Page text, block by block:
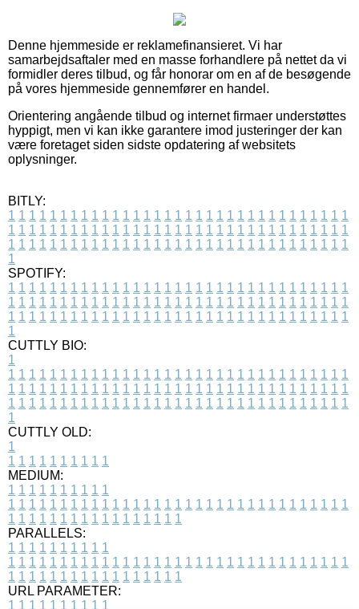
Denne hjemmeside er reklamefinansieret. Vi har
samarbejdsaftaler med en masse forhandlere på nettet da vi
formidler deres tilbud, og får honorar om en af de besøgende
på vores hjemmeside gennemfører en handel.
Orientering angående tilbud og internet firmaer understøttes
hyppigt, men vi kan ikke garantere imod justeringer der kan
være foretaget siden sidste opdatering af websitets
oplysninger.
BITLY:
1 1 1 1 1 1 1 1 1 1 1 1 1 1 1 1 1 1 1 1 1 1 1 1 1 1 1 1 1 1 1 1 1
1 1 1 1 1 1 1 1 1 1 1 1 1 1 1 1 1 1 1 1 1 1 1 1 1 1 1 1 1 1 1 1 1
1 1 1 1 1 1 1 1 1 1 1 1 1 1 1 1 1 1 1 1 1 1 1 1 1 1 1 1 1 1 1 1 1
1
SPOTIFY:
1 1 1 1 1 1 1 1 1 1 1 1 1 1 1 1 1 1 1 1 1 1 1 1 1 1 1 1 1 1 1 1 1
1 1 1 1 1 1 1 1 1 1 1 1 1 1 1 1 1 1 1 1 1 1 1 1 1 1 1 1 1 1 1 1 1
1 1 1 1 1 1 1 1 1 1 1 1 1 1 1 1 1 1 1 1 1 1 1 1 1 1 1 1 1 1 1 1 1
1
CUTTLY BIO:
1
1 1 1 1 1 1 1 1 1 1 1 1 1 1 1 1 1 1 1 1 1 1 1 1 1 1 1 1 1 1 1 1 1
1 1 1 1 1 1 1 1 1 1 1 1 1 1 1 1 1 1 1 1 1 1 1 1 1 1 1 1 1 1 1 1 1
1 1 1 1 1 1 1 1 1 1 1 1 1 1 1 1 1 1 1 1 1 1 1 1 1 1 1 1 1 1 1 1 1
1
CUTTLY OLD:
1
1 1 1 1 1 1 1 1 1 1
MEDIUM:
1 1 1 1 1 1 1 1 1 1
1 1 1 1 1 1 1 1 1 1 1 1 1 1 1 1 1 1 1 1 1 1 1 1 1 1 1 1 1 1 1 1 1
1 1 1 1 1 1 1 1 1 1 1 1 1 1 1 1 1
PARALLELS:
1 1 1 1 1 1 1 1 1 1
1 1 1 1 1 1 1 1 1 1 1 1 1 1 1 1 1 1 1 1 1 1 1 1 1 1 1 1 1 1 1 1 1
1 1 1 1 1 1 1 1 1 1 1 1 1 1 1 1 1
URL PARAMETER:
1 1 1 1 1 1 1 1 1 1